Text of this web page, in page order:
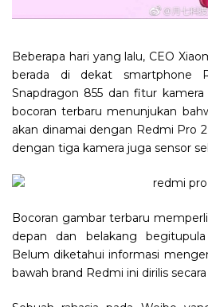
Beberapa hari yang lalu, CEO
berada di dekat smartphone
Snapdragon 855 dan fitur
bocoran terbaru menunjukan
akan dinamai dengan Redmi Pro
dengan tiga kamera juga sensor
Bocoran gambar terbaru
depan dan belakang
Belum diketahui informasi
bawah brand Redmi ini dirilis